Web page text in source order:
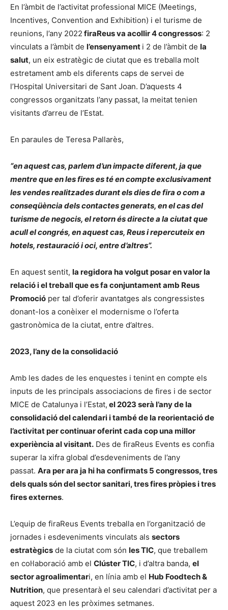
En l’àmbit de l’activitat professional MICE (Meetings,
Incentives, Convention and Exhibition) i el turisme de
reunions, l’any 2022 firaReus va acollir 4 congressos: 2
vinculats a l’àmbit de l’ensenyament i 2 de l’àmbit de la
salut, un eix estratègic de ciutat que es treballa molt
estretament amb els diferents caps de servei de
l’Hospital Universitari de Sant Joan. D’aquests 4
congressos organitzats l’any passat, la meitat tenien
visitants d’arreu de l’Estat.
En paraules de Teresa Pallarès,
“en aquest cas, parlem d’un impacte diferent, ja que
mentre que en les fires es té en compte exclusivament
les vendes realitzades durant els dies de fira o com a
conseqüència dels contactes generats, en el cas del
turisme de negocis, el retorn és directe a la ciutat que
acull el congrés, en aquest cas, Reus i repercuteix en
hotels, restauració i oci, entre d’altres”.
En aquest sentit, la regidora ha volgut posar en valor la
relació i el treball que es fa conjuntament amb Reus
Promoció per tal d’oferir avantatges als congressistes
donant-los a conèixer el modernisme o l’oferta
gastronòmica de la ciutat, entre d’altres.
2023, l’any de la consolidació
Amb les dades de les enquestes i tenint en compte els
inputs de les principals associacions de fires i de sector
MICE de Catalunya i l’Estat, el 2023 serà l’any de la
consolidació del calendari i també de la reorientació de
l’activitat per continuar oferint cada cop una millor
experiència al visitant. Des de firaReus Events es confia
superar la xifra global d’esdeveniments de l’any
passat. Ara per ara ja hi ha confirmats 5 congressos, tres
dels quals són del sector sanitari, tres fires pròpies i tres
fires externes.
L’equip de firaReus Events treballa en l’organització de
jornades i esdeveniments vinculats als sectors
estratègics de la ciutat com són les TIC, que treballem
en col·laboració amb el Clúster TIC, i d’altra banda, el
sector agroalimentari, en línia amb el Hub Foodtech &
Nutrition, que presentarà el seu calendari d’activitat per a
aquest 2023 en les pròximes setmanes.